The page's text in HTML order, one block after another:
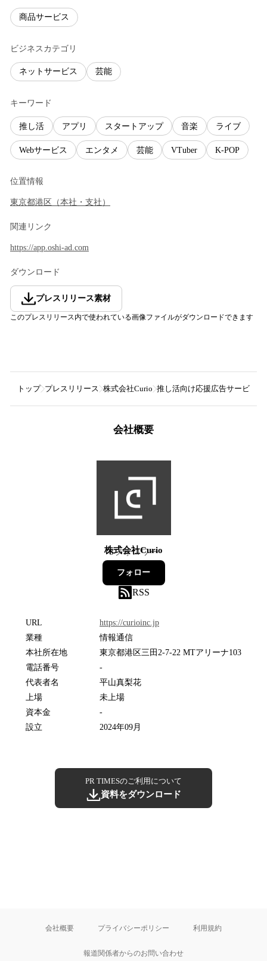
商品サービス
ビジネスカテゴリ
ネットサービス 芸能
キーワード
推し活 アプリ スタートアップ 音楽 ライブ
Webサービス エンタメ 芸能 VTuber K-POP
位置情報
東京都港区 （本社・支社 ）
関連リンク
https://app.oshi-ad.com
ダウンロード
プレスリリース素材
このプレスリリース内で使われている画像ファイルがダウンロードできます
トップ プレスリリース 株式会社Curio 推し活向け応援広告サービス
会社概要
株式会社Curio
8フォロワー
フォロー
RSS
URL
https://curioinc.jp
業種
情報通信
本社所在地
東京都港区三田2-7-22 MTアリーナ103
電話番号
-
代表者名
平山真梨花
上場
未上場
資本金
-
設立
2024年09月
PR TIMESのご利用について
資料をダウンロード
会社概要 プライバシーポリシー 利用規約
報道関係者からのお問い合わせ